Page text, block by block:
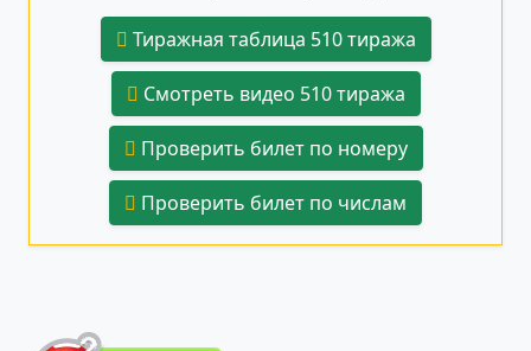
Тиражная таблица 510 тиража
Смотреть видео 510 тиража
Проверить билет по номеру
Проверить билет по числам